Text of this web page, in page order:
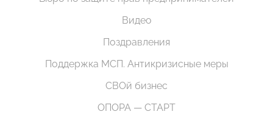
Видео
Поздравления
Поддержка МСП. Антикризисные меры
СВОй бизнес
ОПОРА — СТАРТ